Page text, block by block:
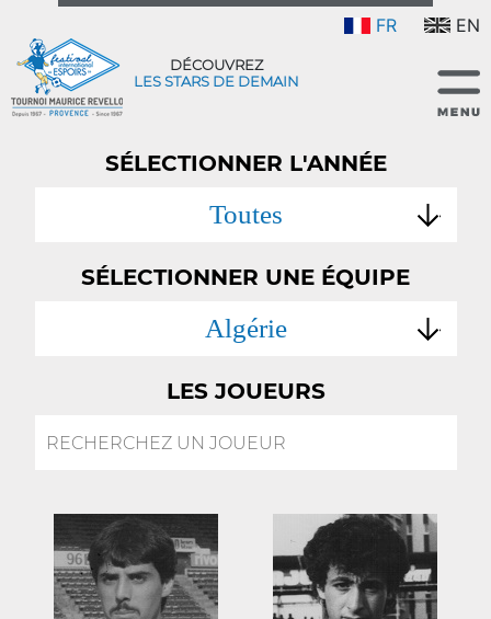
FR EN
DÉCOUVREZ
LES STARS DE DEMAIN
SÉLECTIONNER L'ANNÉE
Toutes
SÉLECTIONNER UNE ÉQUIPE
Algérie
LES JOUEURS